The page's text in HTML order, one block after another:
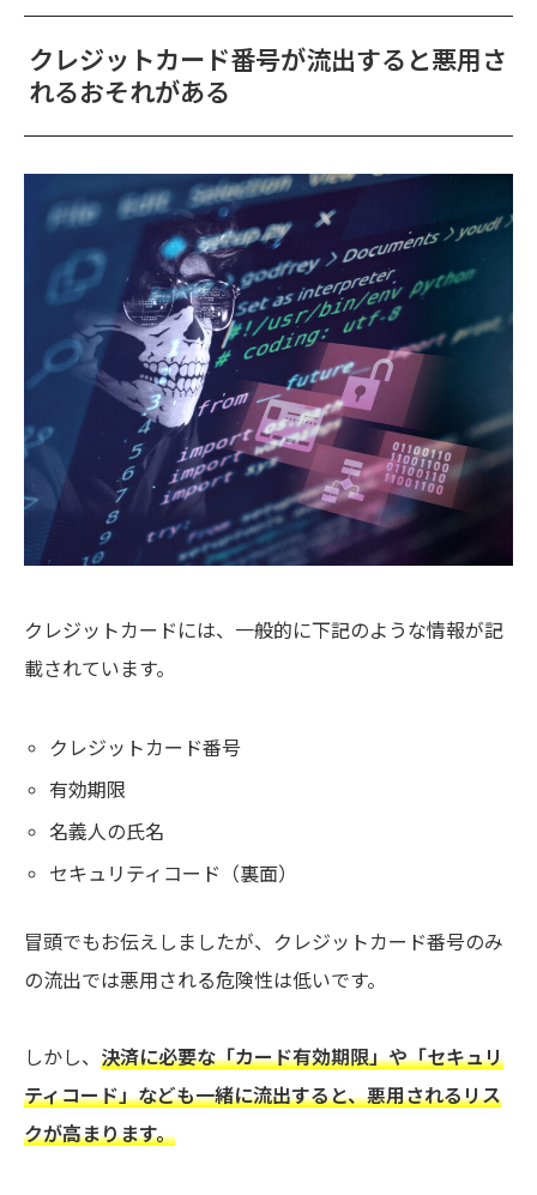
クレジットカード番号が流出すると悪用さ
れるおそれがある
クレジットカードには、一般的に下記のような情報が記
載されています。
クレジットカード番号
有効期限
名義人の氏名
セキュリティコード（裏面）
冒頭でもお伝えしましたが、クレジットカード番号のみ
の流出では悪用される危険性は低いです。
しかし、 決済に必要な「カード有効期限」や「セキュリ
ティコード」なども一緒に流出すると、悪用されるリス
クが高まります。